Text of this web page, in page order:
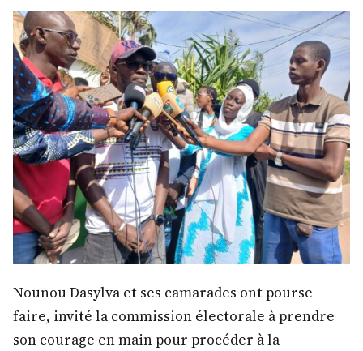
Nounou Dasylva et ses camarades ont pourse
faire, invité la commission électorale à prendre
son courage en main pour procéder à la